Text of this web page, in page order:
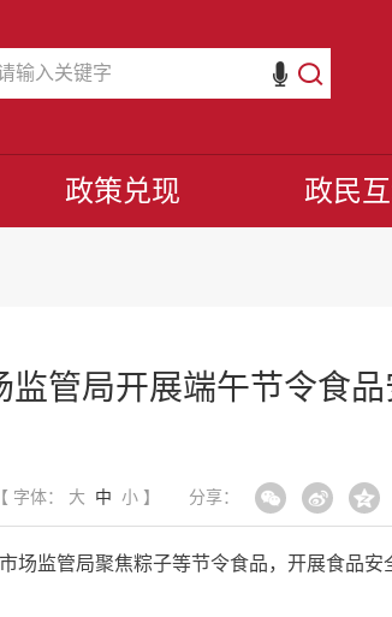
政策兑现 政民
管局开展端午节令食
【 字体： 大 中 小】 分享：
场监管局聚焦粽子等节令食品，开展食品